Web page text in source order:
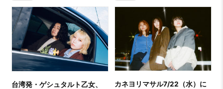
台湾発・ゲシュタルト乙女、
カネヨリマサル7/22（水）に